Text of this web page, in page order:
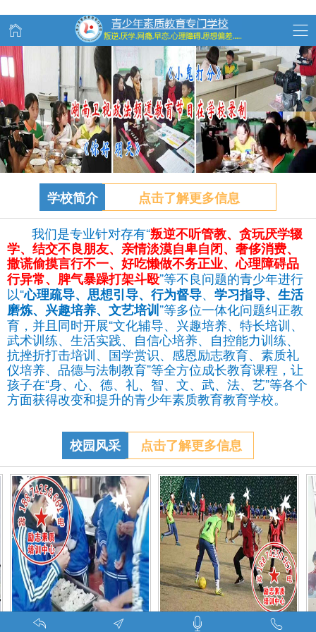
学校简介
点击了解更多信息
我们是专业针对存有“叛逆不听管教、 贪玩厌学辍
学、结交不良朋友、亲情淡漠自卑自闭、奢侈消费、
撒谎偷摸言行不一、好吃懒做不务正业、心理障碍品
行异常、脾气暴躁打架斗殴”等不良问题的青少年进行
以“心理疏导、思想引导、行为督导、 学习指导、生活
磨炼、兴趣培养、文艺培训”等多位一体化问题纠正教
育，并且同时开展“文化辅导、兴趣培养、特长培训、
武术训练、生活实践、自信心培养、自控能力训练、
抗挫折打击培训、国学赏识、感恩励志教育、素质礼
仪培养、品德与法制教育”等全方位成长教育课程，让
孩子在“身、心、德、礼、智、文、武、法、艺”等各个
方面获得改变和提升的青少年素质教育教育学校。
校园风采 点击了解更多信息
叛逆期孩子管教学校学生课外足球赛-叛逆的孩子怎么办